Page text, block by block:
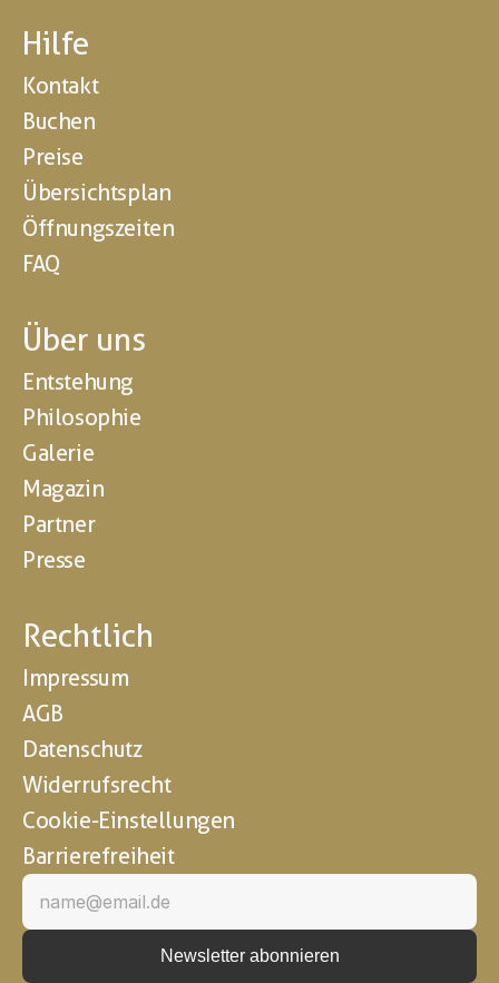
Hilfe
Kontakt
Buchen
Preise
Übersichtsplan
Öffnungszeiten
FAQ
Über uns
Entstehung
Philosophie
Galerie
Magazin
Partner
Presse
Rechtlich
Impressum
AGB
Datenschutz
Widerrufsrecht
Cookie-Einstellungen
Barrierefreiheit